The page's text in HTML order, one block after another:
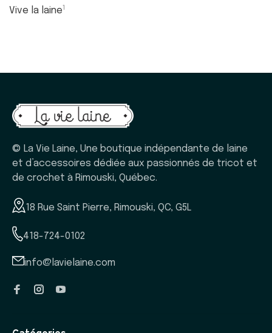
Vive la laine1
© La Vie Laine, Une boutique indépendante de laine
et d’accessoires dédiée aux passionnés de tricot et
de crochet à Rimouski, Québec.
18 Rue Saint Pierre, Rimouski, QC, G5L
418-724-0102
info@lavielaine.com